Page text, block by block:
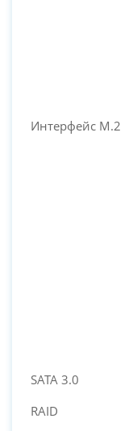
Интерфейс M.2
SATA 3.0
RAID